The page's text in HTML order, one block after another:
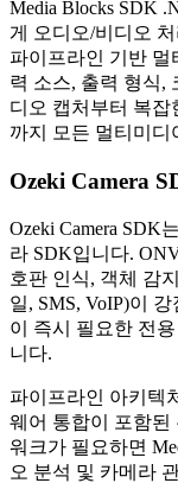
Media Blocks SDK
게 오디오/비디오
파이프라인 기반 멀
력 소스, 출력 형식,
디오 캡처부터 복잡
까지 모든 멀티미
Ozeki Camera
Ozeki Camera SDK
라 SDK입니다.
호판 인식, 객체 감
일, SMS, VoIP)이
이 즉시 필요한 전
니다.
파이프라인 아키텍
웨어 통합이 포함된
워크가 필요하면
오 분석 및 카메라